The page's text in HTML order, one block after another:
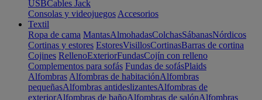
USBCables Jack
Consolas y videojuegos Accesorios
Textil
Ropa de cama MantasAlmohadasColchasSábanasNórdicos
Cortinas y estores EstoresVisillosCortinasBarras de cortina
Cojines RellenoExteriorFundasCojín con relleno
Complementos para sofás Fundas de sofásPlaids
Alfombras Alfombras de habitaciónAlfombras
pequeñasAlfombras antideslizantesAlfombras de
exteriorAlfombras de bañoAlfombras de salónAlfombras